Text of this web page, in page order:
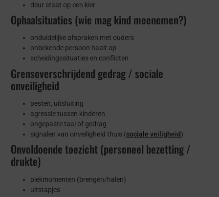
deur staat op een kier
Ophaalsituaties (wie mag kind meenemen?)
onduidelijke afspraken met ouders
onbekende persoon haalt op
scheidingssituaties en conflicten
Grensoverschrijdend gedrag / sociale
onveiligheid
pesten, uitsluiting
agressie tussen kinderen
ongepaste taal of gedrag
signalen van onveiligheid thuis (sociale veiligheid)
Onvoldoende toezicht (personeel bezetting /
drukte)
piekmomenten (brengen/halen)
uitstapjes